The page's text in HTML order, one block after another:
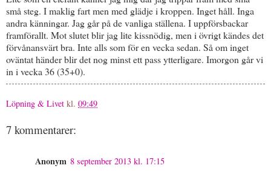
små steg. I maklig fart men med glädje i kroppen. Inget håll. Inga
andra känningar. Jag går på de vanliga ställena. I uppförsbackar
framförallt. Mot slutet blir jag lite kissnödig, men i övrigt kändes det
förvånansvärt bra. Inte alls som för en vecka sedan. Så om inget
oväntat händer blir det nog minst ett pass ytterligare. Imorgon går vi
in i vecka 36 (35+0).
Löpning & Livet kl. 09:49
7 kommentarer:
Anonym 8 september 2013 kl. 17:15